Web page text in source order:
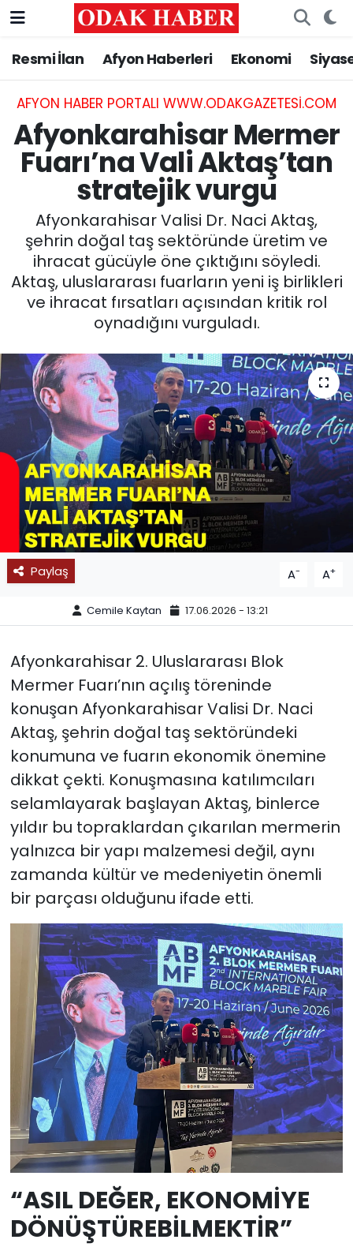
Resmi İlan Afyon Haberleri Ekonomi
AFYON HABER PORTALI WWW.ODAKGAZETESI.COM
Afyonkarahisar Mermer
Fuarı’na Vali Aktaş’tan
stratejik vurgu
Afyonkarahisar Valisi Dr. Naci Aktaş,
şehrin doğal taş sektöründe üretim ve
ihracat gücüyle öne çıktığını söyledi.
Aktaş, uluslararası fuarların yeni iş birlikleri
ve ihracat fırsatları açısından kritik rol
oynadığını vurguladı.
Paylaş A- A+
Cemile Kaytan 17.06.2026 - 13:21
Afyonkarahisar 2. Uluslararası Blok
Mermer Fuarı’nın açılış töreninde
konuşan Afyonkarahisar Valisi Dr. Naci
Aktaş, şehrin doğal taş sektöründeki
konumuna ve fuarın ekonomik önemine
dikkat çekti. Konuşmasına katılımcıları
selamlayarak başlayan Aktaş, binlerce
yıldır bu topraklardan çıkarılan mermerin
yalnızca bir yapı malzemesi değil, aynı
zamanda kültür ve medeniyetin önemli
bir parçası olduğunu ifade etti.
“ASIL DEĞER, EKONOMİYE
DÖNÜŞTÜREBİLMEKTİR”
AFYONKARAHİSAR HABERLERİ
Resmi İlan
ASAYİŞ
GÜNCEL
SİYASET
EĞİTİM
MAGAZİN
SPOR
11:11 MANŞET
Nöbetçi Eczaneler
Hava Durumu
Trafik Durumu
Süper Lig Puan Durumu ve Fikstür
Tüm Manşetler
Son Dakika Haberleri
Haber Arşivi